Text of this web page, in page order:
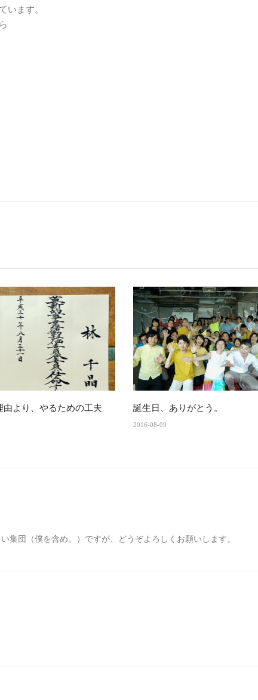
います。
由より、やるための工夫 誕生日、ありがとう。
2016-08-09
集団（僕を含め。）ですが、どうぞよろしくお願いします。